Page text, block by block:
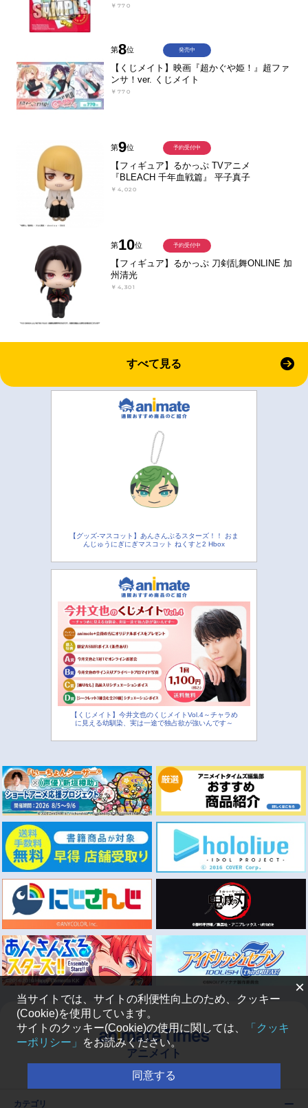
￥770
第8位
【くじメイト】映画『超かぐや姫！』超ファ
ンサ！ver. くじメイト
￥770
発売中
第9位
【フィギュア】るかっぷ TVアニメ
『BLEACH 千年血戦篇』 平子真子
￥4,020
予約受付中
第10位
【フィギュア】るかっぷ 刀剣乱舞ONLINE 加
州清光
￥4,301
予約受付中
すべて見る
【グッズ-マスコット】あんさんぶるスターズ！！ おま
んじゅうにぎにぎマスコット ねくすと2 Hbox
【くじメイト】今井文也のくじメイトVol.4～チャラめ
に見える幼馴染、実は一途で独占欲が強いんです～
アニメイト
カテゴリ
×
当サイトでは、サイトの利便性向上のため、クッキー
(Cookie)を使用しています。
サイトのクッキー(Cookie)の使用に関しては、
「クッキ
ーポリシー」
をお読みください。
同意する